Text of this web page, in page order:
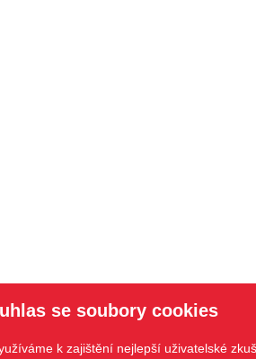
se soubory cookies
k zajištění nejlepší uživatelské